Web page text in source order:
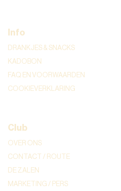
Info
DRANKJES & SNACKS
KADOBON
FAQ EN VOORWAARDEN
COOKIEVERKLARING
Club
OVER ONS
CONTACT / ROUTE
DE ZALEN
MARKETING / PERS